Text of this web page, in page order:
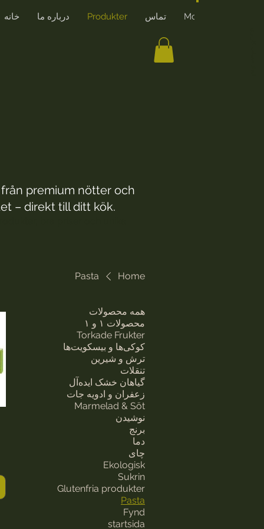
خانه درباره ما Produkter تماس More
premium nötter och
– direkt till ditt kök.
Home
Pasta
همه محصولات
محصولات ۱ و ۱
Torkade Frukter
کوکی‌ها و بیسکویت‌ها
ترش و شیرین
تنقلات
گیاهان خشک ایده‌آل
زعفران و ادویه جات
Marmelad & Söt
نوشیدن
برنج
دما
چای
Ekologisk
Sukrin
Glutenfria produkter
Pasta
Fynd
startsida